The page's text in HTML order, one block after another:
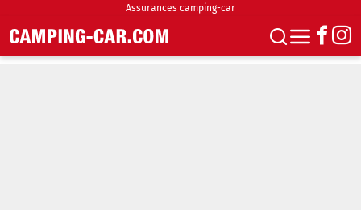
Assurances camping-car